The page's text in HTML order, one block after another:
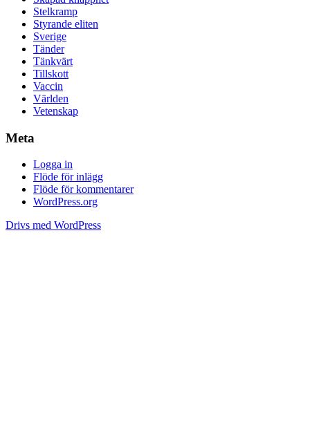
Stelkramp
Styrande eliten
Sverige
Tänder
Tänkvärt
Tillskott
Vaccin
Världen
Vetenskap
Meta
Logga in
Flöde för inlägg
Flöde för kommentarer
WordPress.org
Drivs med WordPress